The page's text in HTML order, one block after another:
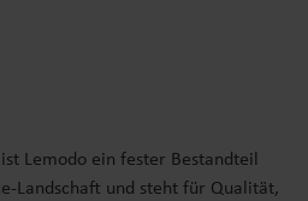
Lemodo ein fester Bestandteil
Landschaft und steht für Qualität,